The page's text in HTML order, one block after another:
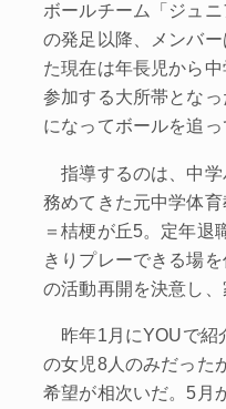
ボールチーム「ジュ
の発足以降、メンバ
た現在は年長児から
参加する大所帯とな
になってボールを追っ
指導するのは、中学
務めてきた元中学体育
＝桔梗が丘5。定年退
きりプレーできる場
の活動再開を決意し、
昨年1月にYOUで紹
の女児8人のみだった
希望が相次いだ。5月